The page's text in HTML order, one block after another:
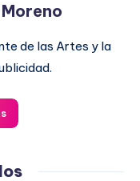
de las Artes y la